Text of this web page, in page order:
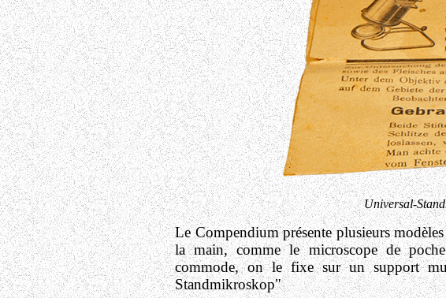
Universal-
Le Compendium présente plusieurs
la main, comme le microscope de
commode, on le fixe sur un support
Standmikroskop"